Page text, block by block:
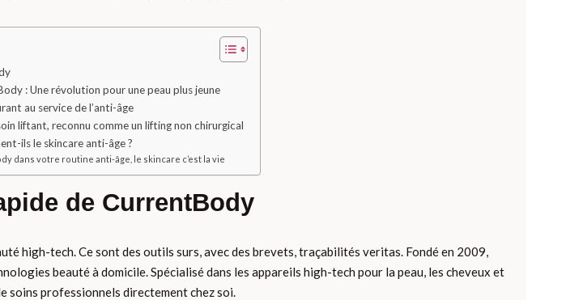
: Une révolution pour une peau plus jeune
au service de l’anti-âge
liftant, reconnu comme un lifting non chirurgical
ils le skincare anti-âge ?
dans votre routine anti-âge, le skincare c’est la vie
de CurrentBody
high-tech. Ce sont des outils surs, avec des brevets, traçabilités veritas. Fondé en 2009,
beauté à domicile. Spécialisé dans les appareils high-tech pour la peau, les cheveux et
soins professionnels directement chez soi.